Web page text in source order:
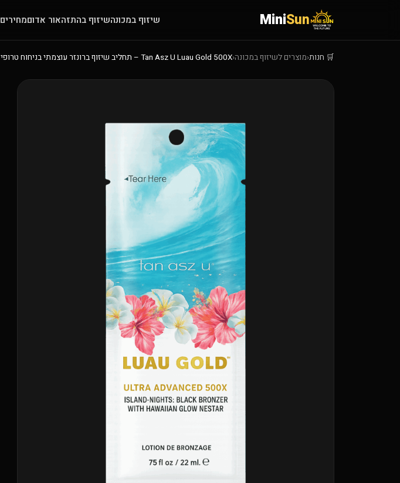
MiniSun שיזוף במכונהשיזוף בהתזהאור אדוםמחירים
🛒 חנות‹מוצרים לשיזוף במכונה‹Tan Asz U Luau Gold 500X – תחליב שיזוף ברונזר עוצמתי בניחוח טרופי אקזוטי | 22 מ״ל